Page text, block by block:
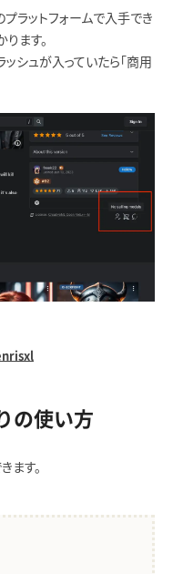
ラットフォームで入手でき
ます。
シュが入っていたら「商用
の使い方
ます。